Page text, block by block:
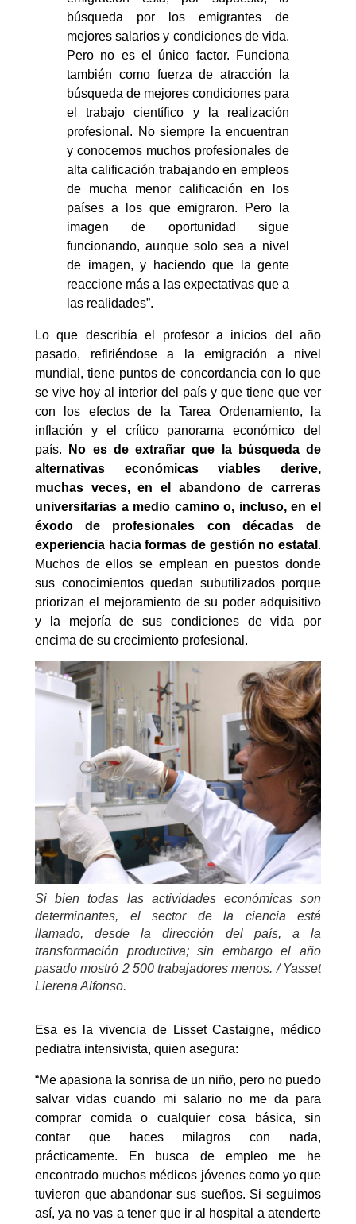
búsqueda por los emigrantes de
mejores salarios y condiciones de vida.
Pero no es el único factor. Funciona
también como fuerza de atracción la
búsqueda de mejores condiciones para
el trabajo científico y la realización
profesional. No siempre la encuentran
y conocemos muchos profesionales de
alta calificación trabajando en empleos
de mucha menor calificación en los
países a los que emigraron. Pero la
imagen de oportunidad sigue
funcionando, aunque solo sea a nivel
de imagen, y haciendo que la gente
reaccione más a las expectativas que a
las realidades”.
Lo que describía el profesor a inicios del año
pasado, refiriéndose a la emigración a nivel
mundial, tiene puntos de concordancia con lo que
se vive hoy al interior del país y que tiene que ver
con los efectos de la Tarea Ordenamiento, la
inflación y el crítico panorama económico del
país.
No es de extrañar que la búsqueda de
alternativas económicas viables derive,
muchas veces, en el abandono de carreras
universitarias a medio camino o, incluso, en el
éxodo de profesionales con décadas de
experiencia hacia formas de gestión no estatal .
Muchos de ellos se emplean en puestos donde
sus conocimientos quedan subutilizados porque
priorizan el mejoramiento de su poder adquisitivo
y la mejoría de sus condiciones de vida por
encima de su crecimiento profesional.
Si bien todas las actividades económicas son
determinantes, el sector de la ciencia está
llamado, desde la dirección del país, a la
transformación productiva; sin embargo el año
pasado mostró 2 500 trabajadores menos. / Yasset
Llerena Alfonso.
Esa es la vivencia de Lisset Castaigne, médico
pediatra intensivista, quien asegura:
“Me apasiona la sonrisa de un niño, pero no puedo
salvar vidas cuando mi salario no me da para
comprar comida o cualquier cosa básica, sin
contar que haces milagros con nada,
prácticamente. En busca de empleo me he
encontrado muchos médicos jóvenes como yo que
tuvieron que abandonar sus sueños. Si seguimos
así, ya no vas a tener que ir al hospital a atenderte